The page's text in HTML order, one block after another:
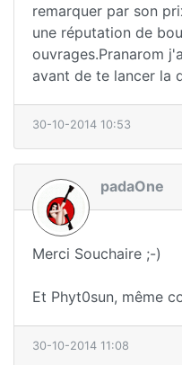
remarquer par son
une réputation de
ouvrages.Pranarom
avant de te lancer la
30-10-2014 10:53
padaOne
Merci Souchaire ;-)
Et Phyt0sun, même
30-10-2014 11:08